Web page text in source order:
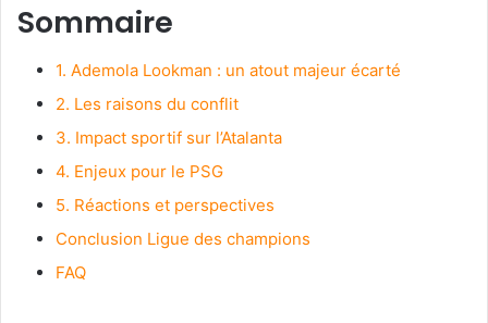
Sommaire
1. Ademola Lookman : un atout majeur écarté
2. Les raisons du conflit
3. Impact sportif sur l’Atalanta
4. Enjeux pour le PSG
5. Réactions et perspectives
Conclusion Ligue des champions
FAQ